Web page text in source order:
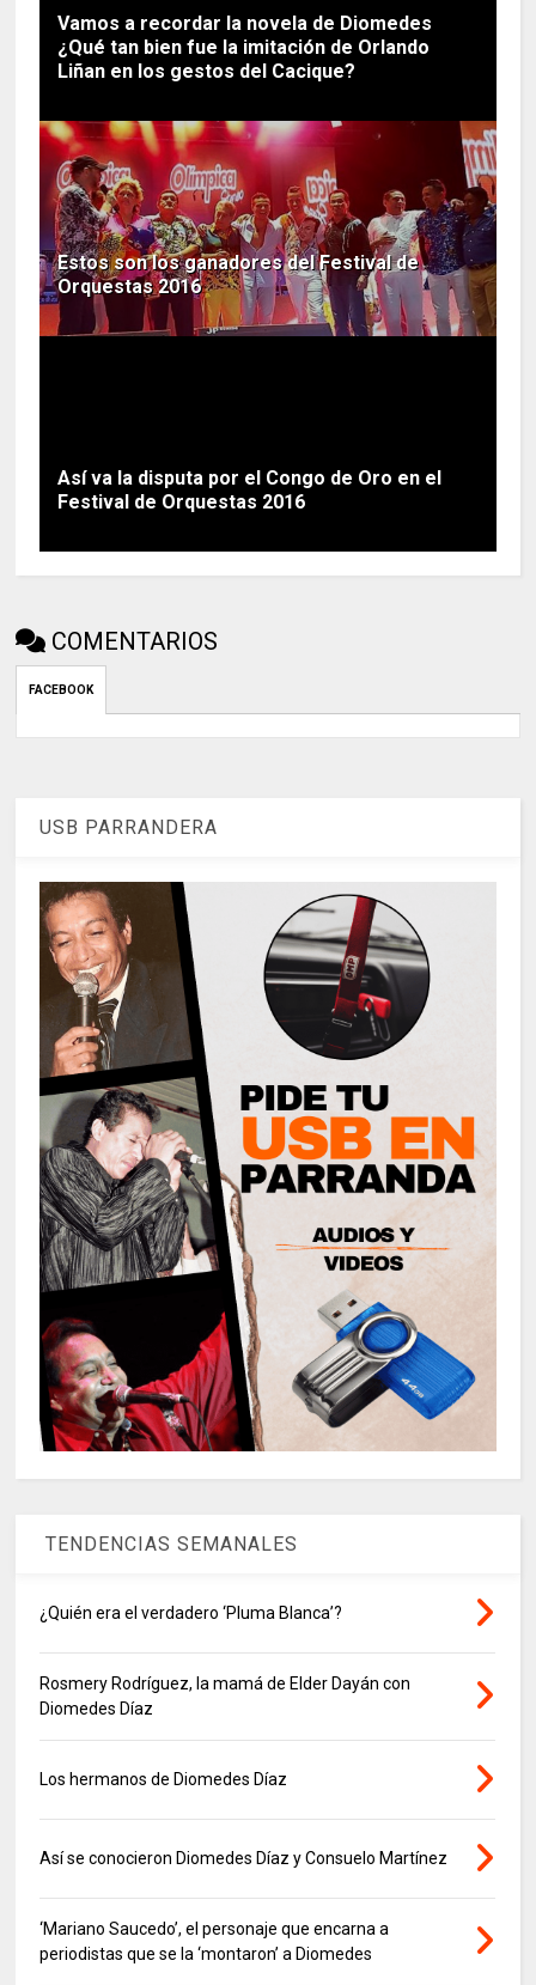
Vamos a recordar la novela de Diomedes
¿Qué tan bien fue la imitación de Orlando
Liñan en los gestos del Cacique?
Estos son los ganadores del Festival de
Orquestas 2016
Así va la disputa por el Congo de Oro en el
Festival de Orquestas 2016
COMENTARIOS
FACEBOOK
USB PARRANDERA
TENDENCIAS SEMANALES
¿Quién era el verdadero ‘Pluma Blanca’?
Rosmery Rodríguez, la mamá de Elder Dayán con
Diomedes Díaz
Los hermanos de Diomedes Díaz
Así se conocieron Diomedes Díaz y Consuelo Martínez
‘Mariano Saucedo’, el personaje que encarna a
periodistas que se la ‘montaron’ a Diomedes